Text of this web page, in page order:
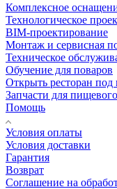
Комплексное
Технологическое
BIM-проектирование
Монтаж и сервисная
Техническое
Обучение для поваров
Открыть ресторан
Запчасти для
Помощь
Условия оплаты
Условия доставки
Гарантия
Возврат
Соглашение на